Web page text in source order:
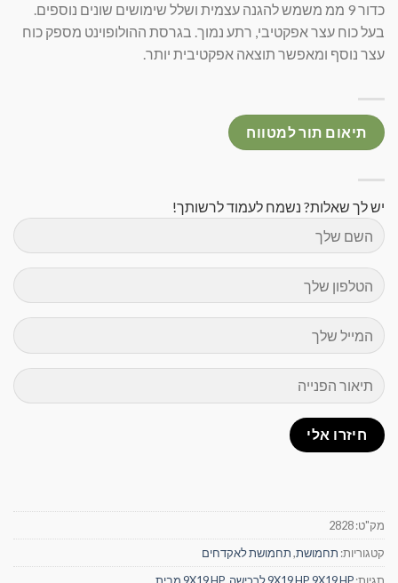
כדור 9 ממ משמש להגנה עצמית ושלל שימושים שונים נוספים.
בעל כוח עצר אפקטיבי, רתע נמוך. בגרסת ההולופוינט מספק כוח
עצר נוסף ומאפשר תוצאה אפקטיבית יותר.
תיאום תור למטווח
יש לך שאלות? נשמח לעמוד לרשותך!
מק"ט:2828
קטגוריות: תחמושת,תחמושת לאקדחים